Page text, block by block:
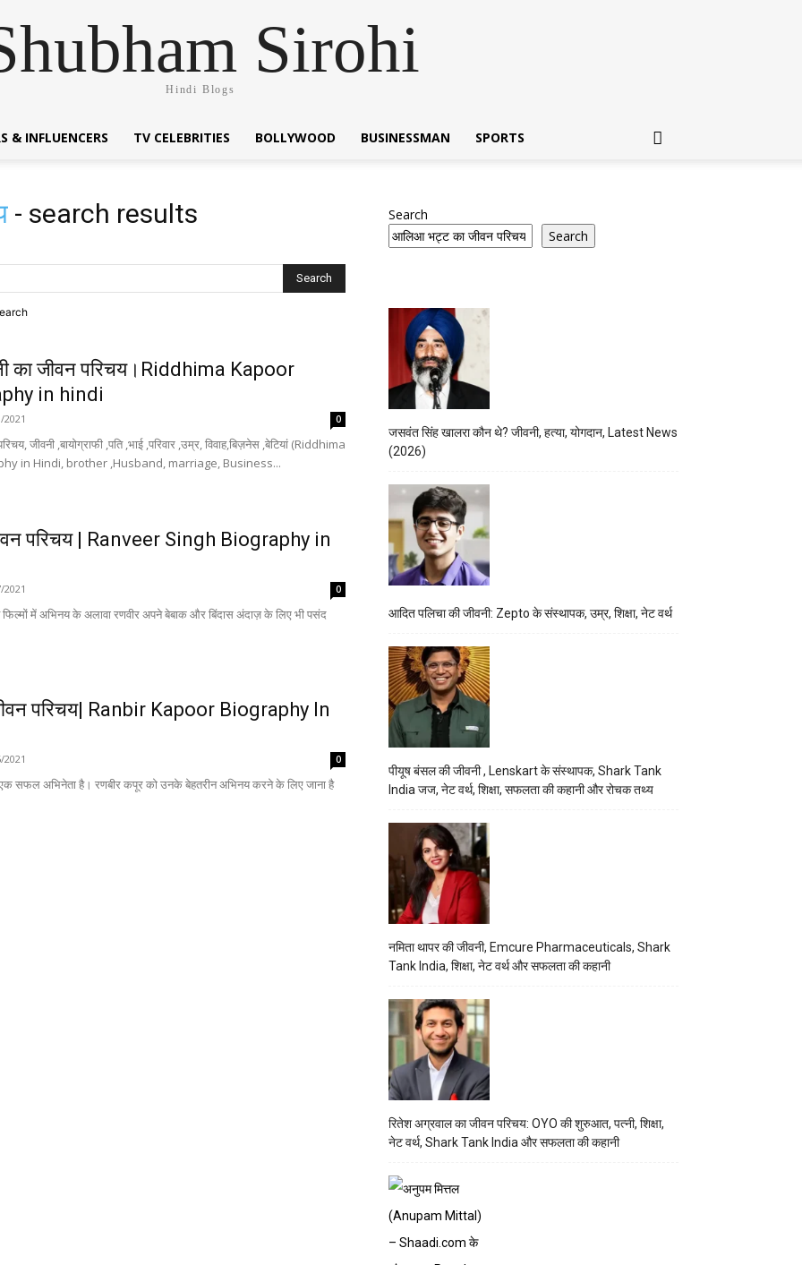
Sirohi
Hindi Blogs
& INFLUENCERS TV CELEBRITIES BOLLYWOOD BUSINESSMAN SPORTS
- search results
का जीवन परिचय।Riddhima Kapoor
in hindi
2021 0
जीवनी ,बायोग्राफी ,पति ,भाई ,परिवार ,उम्र, विवाह,बिज़नेस ,बेटियां (Riddhima
in Hindi, brother ,Husband, marriage, Business...
परिचय | Ranveer Singh Biography in
2021 0
फिल्मों में अभिनय के अलावा रणवीर अपने बेबाक और बिंदास अंदाज़ के लिए भी पसंद
परिचय| Ranbir Kapoor Biography In
2021 0
सफल अभिनेता है। रणबीर कपूर को उनके बेहतरीन अभिनय करने के लिए जाना है
Search
Search
जसवंत सिंह खालरा कौन थे? जीवनी, हत्या, योगदान, Latest News
(2026)
आदित पलिचा की जीवनी: Zepto के संस्थापक, उम्र, शिक्षा, नेट वर्थ
पीयूष बंसल की जीवनी , Lenskart के संस्थापक, Shark Tank
India जज, नेट वर्थ, शिक्षा, सफलता की कहानी और रोचक तथ्य
नमिता थापर की जीवनी, Emcure Pharmaceuticals, Shark
Tank India, शिक्षा, नेट वर्थ और सफलता की कहानी
रितेश अग्रवाल का जीवन परिचय: OYO की शुरुआत, पत्नी, शिक्षा,
नेट वर्थ, Shark Tank India और सफलता की कहानी